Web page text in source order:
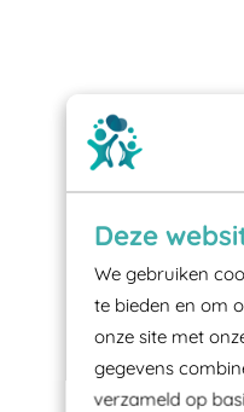
Deze
We gebruiken
te bieden en om
onze site met
gegevens
verzameld op